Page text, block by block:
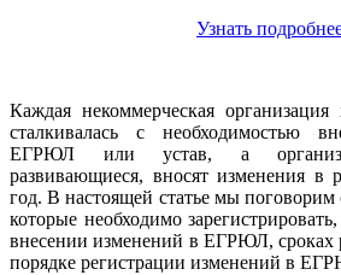
Узнать
Каждая некоммерческая
сталкивалась с необходимостью
ЕГРЮЛ или устав, а
развивающиеся, вносят изменения в
год. В настоящей статье мы
которые необходимо
внесении изменений в ЕГРЮЛ, сроках
порядке регистрации изменений в